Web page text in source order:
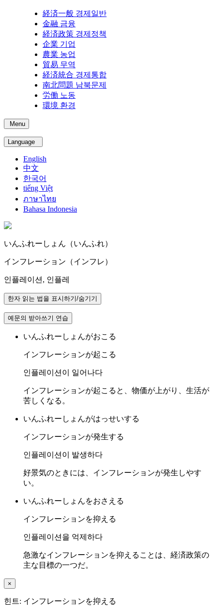
経済一般 경제일반
金融 금융
経済政策 경제정책
企業 기업
農業 농업
貿易 무역
経済統合 경제통합
南北問題 남북문제
労働 노동
環境 환경
Menu
Language
English
中文
한국어
tiếng Việt
ภาษาไทย
Bahasa Indonesia
いんふれーしょん（いんふれ）
インフレーション（インフレ）
인플레이션, 인플레
한자 읽는 법을 표시하기/숨기기
예문의 받아쓰기 연습
いんふれーしょんがおこる
インフレーションが起こる
인플레이션이 일어나다
インフレーションが起こると、物価が上がり、生活が
苦しくなる。
いんふれーしょんがはっせいする
インフレーションが発生する
인플레이션이 발생하다
好景気のときには、インフレーションが発生しやす
い。
いんふれーしょんをおさえる
インフレーションを抑える
인플레이션을 억제하다
急激なインフレーションを抑えることは、経済政策の
主な目標の一つだ。
×
힌트: インフレーションを抑える